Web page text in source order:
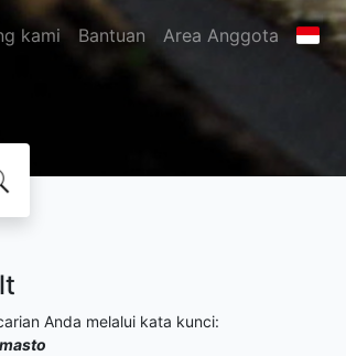
kami Bantuan Area Anggota
Anda melalui kata kunci: